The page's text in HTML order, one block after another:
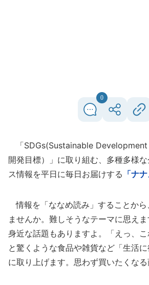
0
「SDGs(Sustainable Development
開発目標）」に取り組む、多種多様
ス情報を平日に毎日お届けする 「ナ
情報を「ななめ読み」することから
ませんか。難しそうなテーマに思え
身近な話題もありますよ。「えっ、こ
と驚くような食品や雑貨など「生活
に取り上げます。思わず買いたくなる